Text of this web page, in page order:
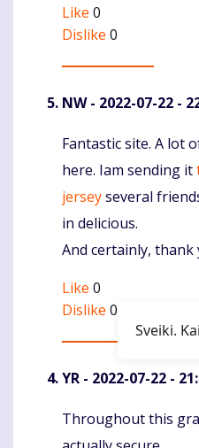
Like 0
Dislike 0
NW- 2022-07-22 -
Komentaras
Fantastic site. A lot
here. Iam sending it
jerseyseveral
in delicious.
And certainly,
Like 0
Dislike 0
YR - 2022-07-22 -
Komentaras
Throughout this
Sveiki.